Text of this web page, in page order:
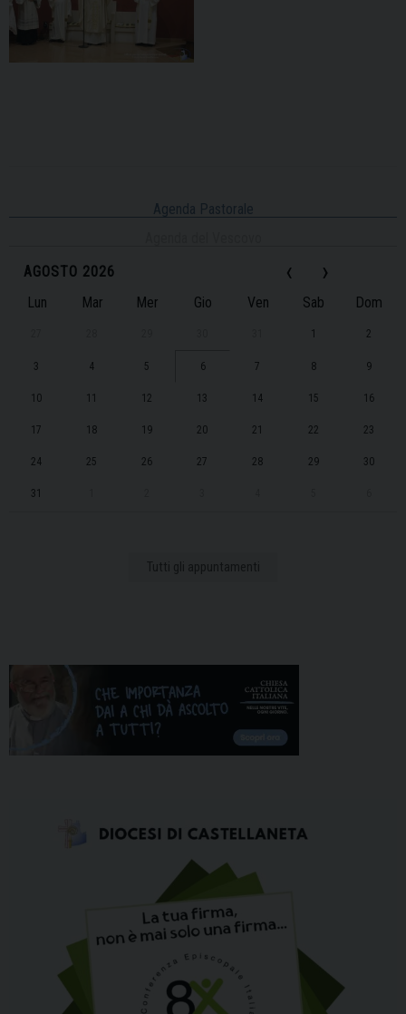
Agenda Pastorale
‹
AGOSTO 2026 ›
Lun Mar Mer Gio Ven Sab Dom
1 2
3 4 5 6 7 8 9
10 11 12 13 14 15 16
17 18 19 20 21 22 23
24 25 26 27 28 29 30
31
Tutti gli appuntamenti